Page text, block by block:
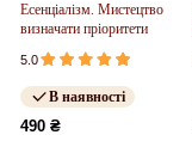
Есенціалізм. Мистецтво
визначати пріоритети
5.0
В наявності
490 ₴